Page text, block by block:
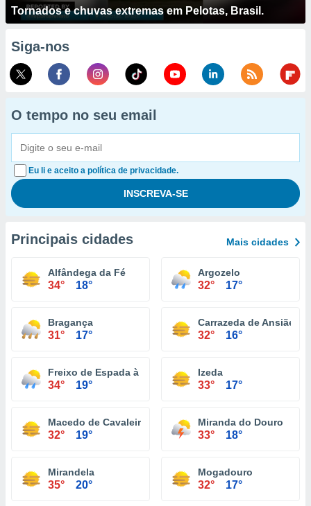
Tornados e chuvas extremas em Pelotas, Brasil.
Siga-nos
O tempo no seu email
Eu li e aceito a política de privacidade.
Principais cidades Mais cidades
Alfândega da Fé
34° 18°
Argozelo
32° 17°
Bragança
31° 17°
Carrazeda de Ansiães
32° 16°
Freixo de Espada à Cinta
34° 19°
Izeda
33° 17°
Macedo de Cavaleiros
32° 19°
Miranda do Douro
33° 18°
Mirandela
35° 20°
Mogadouro
32° 17°